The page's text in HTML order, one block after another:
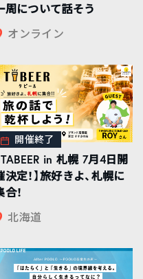
周について話そう
オンライン
開催終了
TABEER in 札幌 7月4日開
決定！】旅好きよ、札幌に
合！
北海道